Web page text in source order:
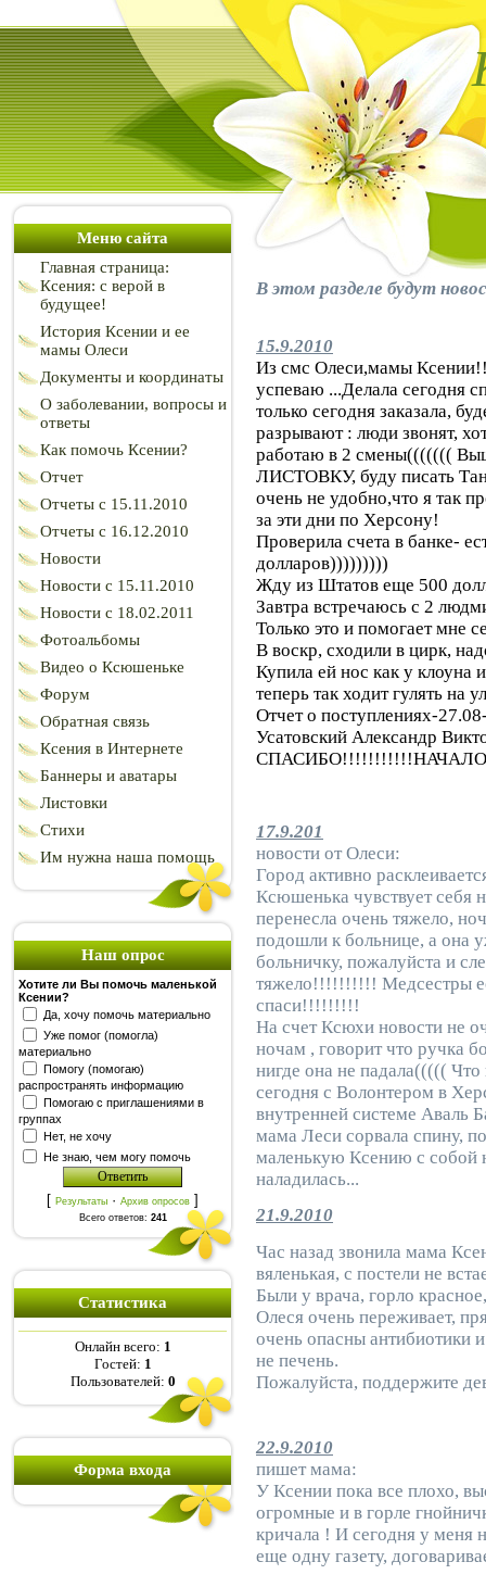
Меню сайта
Главная страница:
Ксения: с верой в
будущее!
История Ксении и ее
мамы Олеси
Документы и координаты
О заболевании, вопросы и
ответы
Как помочь Ксении?
Отчет
Отчеты c 15.11.2010
Отчеты с 16.12.2010
Новости
Новости с 15.11.2010
Новости с 18.02.2011
Фотоальбомы
Видео о Ксюшеньке
Форум
Обратная связь
Ксения в Интернете
Баннеры и аватары
Листовки
Стихи
Им нужна наша помощь
Наш опрос
Хотите ли Вы помочь маленькой
Ксении?
Да, хочу помочь материально
Уже помог (помогла)
материально
Помогу (помогаю)
распространять информацию
Помогаю с приглашениями в
группах
Нет, не хочу
Не знаю, чем могу помочь
[ Результаты · Архив опросов ]
Всего ответов: 241
Статистика
Онлайн всего: 1
Гостей: 1
Пользователей: 0
Форма входа
В этом разделе будут
15.9.2010
Из смс Олеси,мамы
успеваю ...Делала сегодня
только сегодня заказала,
разрывают : люди звонят,
работаю в 2 смены(((((((
ЛИСТОВКУ, буду писать
очень не удобно,что я так
за эти дни по Херсону!
Проверила счета в банке-
долларов)))))))))
Жду из Штатов еще 500
Завтра встречаюсь с 2
Только это и помогает мне
В воскр, сходили в цирк,
Купила ей нос как у
теперь так ходит гулять
Отчет о поступлениях-
Усатовский Александр
17.9.201
новости от Олеси:
Город активно
Ксюшенька чувствует себя
перенесла очень тяжело,
подошли к больнице, а она
больничку, пожалуйста и
тяжело!!!!!!!!!! Медсестры
спаси!!!!!!!!!
На счет Ксюхи новости не
ночам , говорит что ручка
нигде она не падала(((((
сегодня с Волонтером в
внутренней системе Аваль
мама Леси сорвала спину,
маленькую Ксению с собой
наладилась...
21.9.2010
Час назад звонила мама
вяленькая, с постели не
Были у врача, горло
Олеся очень переживает,
очень опасны
не печень.
Пожалуйста, поддержите
22.9.2010
пишет мама:
У Ксении пока все плохо,
огромные и в горле
кричала ! И сегодня у меня
еще одну газету,